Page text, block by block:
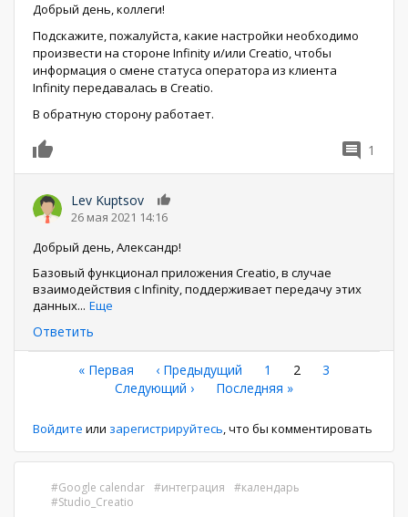
Добрый день, коллеги!
Подскажите, пожалуйста, какие настройки необходимо
произвести на стороне Infinity и/или Creatio, чтобы
информация о смене статуса оператора из клиента
Infinity передавалась в Creatio.
В обратную сторону работает.
1
Lev Kuptsov
26 мая 2021 14:16
Добрый день, Александр!
Базовый функционал приложения Creatio, в случае
взаимодействия с Infinity, поддерживает передачу этих
данных... Еще
Ответить
Нумерация
страниц
Первая
страница
« Первая ←
‹ Предыдущий Страница
1
Текущая
2 Страница
3
Следующая
Следующий ›
Последняя
Последняя »
Войдите или зарегистрируйтесь, что бы комментировать
Google calendar интеграция
календарь
Studio_Creatio